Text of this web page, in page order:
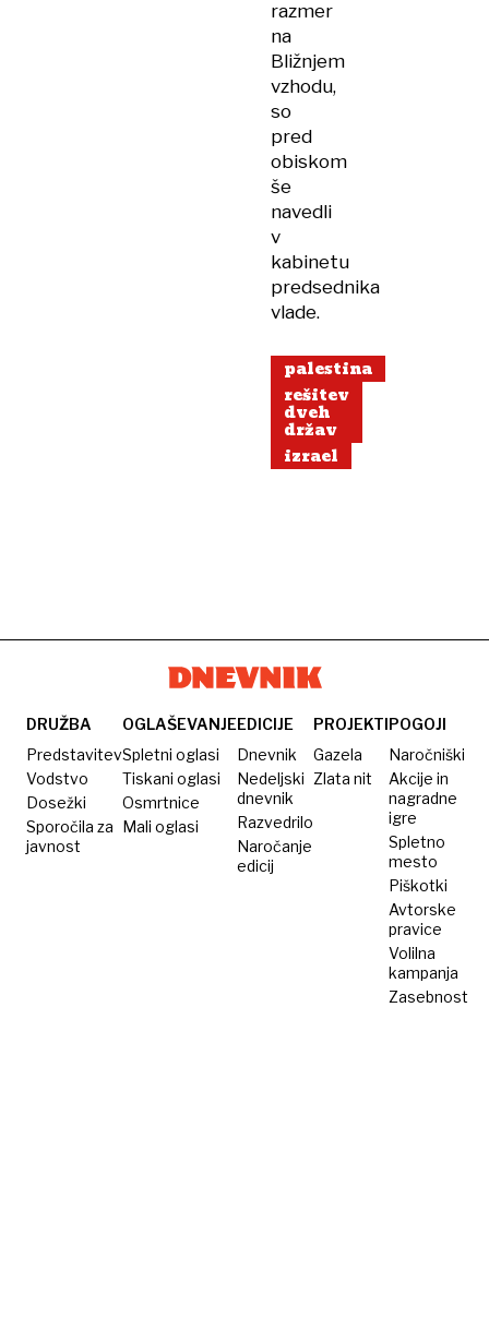
razmer
na
Bližnjem
vzhodu,
so
pred
obiskom
še
navedli
v
kabinetu
predsednika
vlade.
palestina
rešitev
dveh
držav
izrael
DRUŽBA
Predstavitev
Vodstvo
Dosežki
Sporočila za
javnost
OGLAŠEVANJE
Spletni oglasi
Tiskani oglasi
Osmrtnice
Mali oglasi
EDICIJE
Dnevnik
Nedeljski
dnevnik
Razvedrilo
Naročanje
edicij
PROJEKTI
Gazela
Zlata nit
POGOJI
Naročniški
Akcije in
nagradne
igre
Spletno
mesto
Piškotki
Avtorske
pravice
Volilna
kampanja
Zasebnost